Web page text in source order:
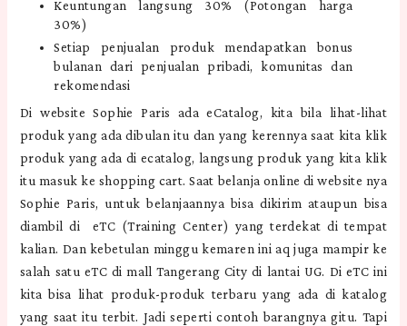
Keuntungan langsung 30% (Potongan harga
30%)
Setiap penjualan produk mendapatkan bonus
bulanan dari penjualan pribadi, komunitas dan
rekomendasi
Di website Sophie Paris ada eCatalog, kita bila lihat-lihat
produk yang ada dibulan itu dan yang kerennya saat kita klik
produk yang ada di ecatalog, langsung produk yang kita klik
itu masuk ke shopping cart. Saat belanja online di website nya
Sophie Paris, untuk belanjaannya bisa dikirim ataupun bisa
diambil di eTC (Training Center) yang terdekat di tempat
kalian. Dan kebetulan minggu kemaren ini aq juga mampir ke
salah satu eTC di mall Tangerang City di lantai UG. Di eTC ini
kita bisa lihat produk-produk terbaru yang ada di katalog
yang saat itu terbit. Jadi seperti contoh barangnya gitu. Tapi